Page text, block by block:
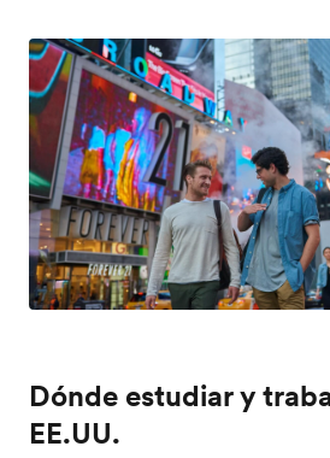
Dónde estudiar y
EE.UU.